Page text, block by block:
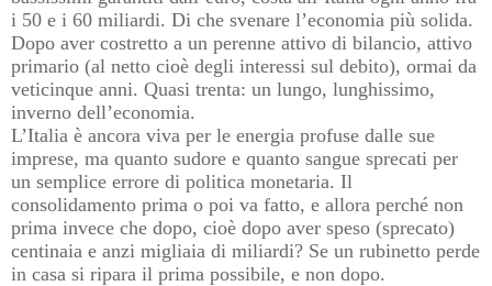
i 50 e i 60 miliardi. Di che svenare l’economia più solida.
Dopo aver costretto a un perenne attivo di bilancio, attivo
primario (al netto cioè degli interessi sul debito), ormai da
veticinque anni. Quasi trenta: un lungo, lunghissimo,
inverno dell’economia.
L’Italia è ancora viva per le energia profuse dalle sue
imprese, ma quanto sudore e quanto sangue sprecati per
un semplice errore di politica monetaria. Il
consolidamento prima o poi va fatto, e allora perché non
prima invece che dopo, cioè dopo aver speso (sprecato)
centinaia e anzi migliaia di miliardi? Se un rubinetto perde
in casa si ripara il prima possibile, e non dopo.